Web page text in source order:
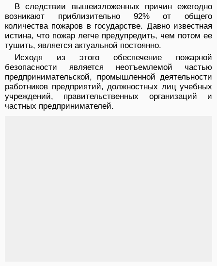
В следствии вышеизложенных причин ежегодно
возникают приблизительно 92% от общего
количества пожаров в государстве. Давно известная
истина, что пожар легче предупредить, чем потом ее
тушить, является актуальной постоянно.
Исходя из этого обеспечение пожарной
безопасности является неотъемлемой частью
предпринимательской, промышленной деятельности
работников предприятий, должностных лиц учебных
учреждений, правительственных организаций и
частных предпринимателей.